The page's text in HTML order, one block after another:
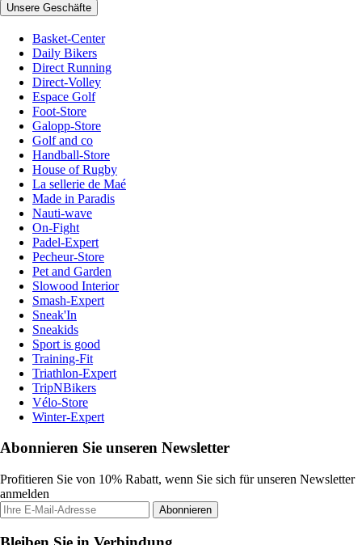
Unsere Geschäfte
Basket-Center
Daily Bikers
Direct Running
Direct-Volley
Espace Golf
Foot-Store
Galopp-Store
Golf and co
Handball-Store
House of Rugby
La sellerie de Maé
Made in Paradis
Nauti-wave
On-Fight
Padel-Expert
Pecheur-Store
Pet and Garden
Slowood Interior
Smash-Expert
Sneak'In
Sneakids
Sport is good
Training-Fit
Triathlon-Expert
TripNBikers
Vélo-Store
Winter-Expert
Abonnieren Sie unseren Newsletter
Profitieren Sie von 10% Rabatt, wenn Sie sich für unseren Newsletter
anmelden
Abonnieren